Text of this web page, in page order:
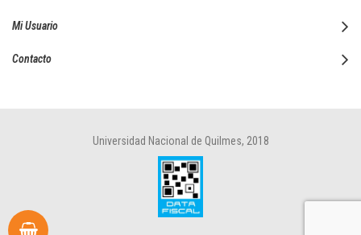
Mi Usuario
Contacto
Universidad Nacional de Quilmes, 2018